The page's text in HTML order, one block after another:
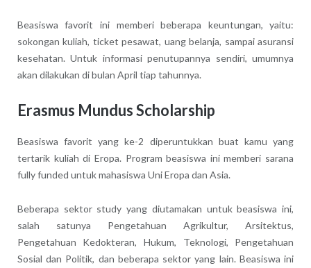
Beasiswa favorit ini memberi beberapa keuntungan, yaitu:
sokongan kuliah, ticket pesawat, uang belanja, sampai asuransi
kesehatan. Untuk informasi penutupannya sendiri, umumnya
akan dilakukan di bulan April tiap tahunnya.
Erasmus Mundus Scholarship
Beasiswa favorit yang ke-2 diperuntukkan buat kamu yang
tertarik kuliah di Eropa. Program beasiswa ini memberi sarana
fully funded untuk mahasiswa Uni Eropa dan Asia.
Beberapa sektor study yang diutamakan untuk beasiswa ini,
salah satunya Pengetahuan Agrikultur, Arsitektus,
Pengetahuan Kedokteran, Hukum, Teknologi, Pengetahuan
Sosial dan Politik, dan beberapa sektor yang lain. Beasiswa ini